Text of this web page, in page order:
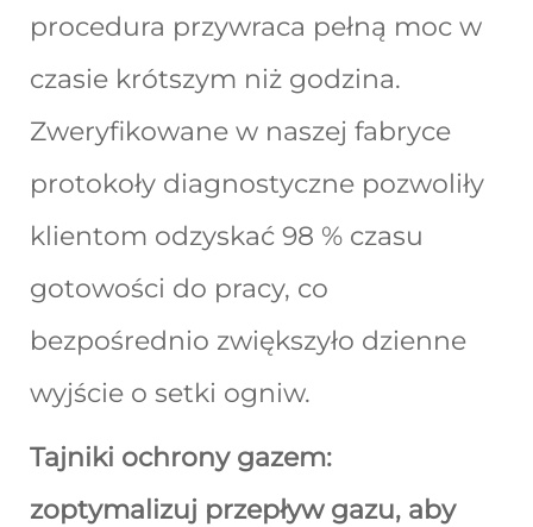
procedura przywraca pełną moc w
czasie krótszym niż godzina.
Zweryfikowane w naszej fabryce
protokoły diagnostyczne pozwoliły
klientom odzyskać 98 % czasu
gotowości do pracy, co
bezpośrednio zwiększyło dzienne
wyjście o setki ogniw.
Tajniki ochrony gazem:
zoptymalizuj przepływ gazu, aby